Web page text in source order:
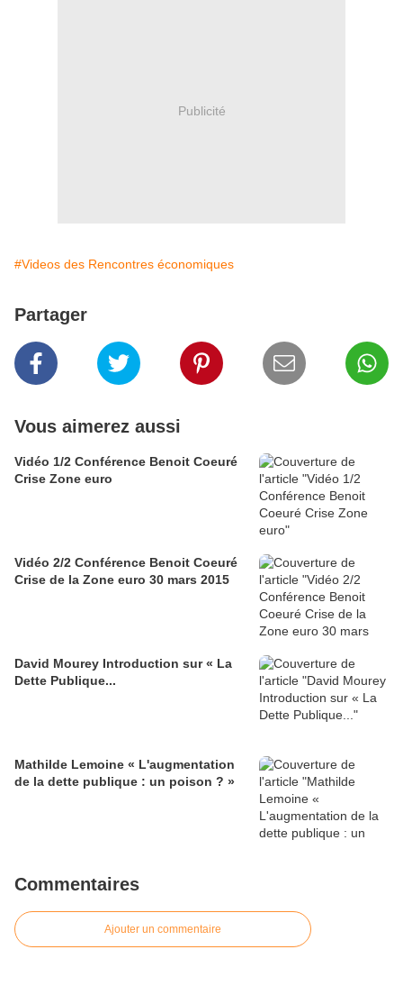
Publicité
#Videos des Rencontres économiques
Partager
Vous aimerez aussi
Vidéo 1/2 Conférence Benoit Coeuré
Crise Zone euro
Vidéo 2/2 Conférence Benoit Coeuré
Crise de la Zone euro 30 mars 2015
David Mourey Introduction sur « La
Dette Publique...
Mathilde Lemoine « L'augmentation
de la dette publique : un poison ? »
Commentaires
Ajouter un commentaire